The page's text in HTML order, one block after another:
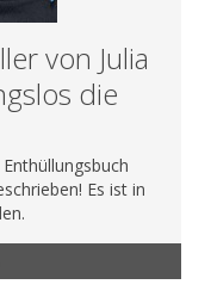
von Julia
die
Es ist in